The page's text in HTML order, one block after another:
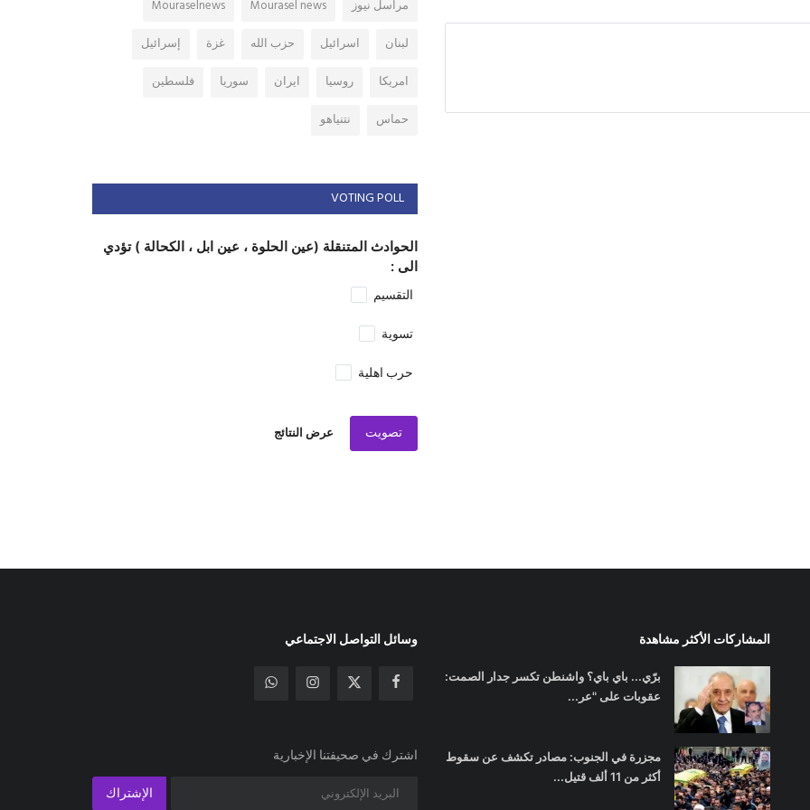
مراسل نيوز Mourasel news
Mouraselnews
لبنان
اسرائيل حزب الله غزة
إسرائيل
امريكا
روسيا ايران سوريا
فلسطين
حماس
نتنياهو
VOTING POLL
الحوادث المتنقلة (عين الحلوة ، عين ابل ، الكحالة ) تؤدي
الى :
التقسيم
تسوية
حرب اهلية
تصويت عرض النتائج
المشاركات الأكثر مشاهدة
برّي... باي باي؟ واشنطن تكسر جدار الصمت:
عقوبات على "عر...
مجزرة في الجنوب: مصادر تكشف عن سقوط
أكثر من 11 ألف قتيل...
وسائل التواصل الاجتماعي
اشترك في صحيفتنا الإخبارية
الإشتراك